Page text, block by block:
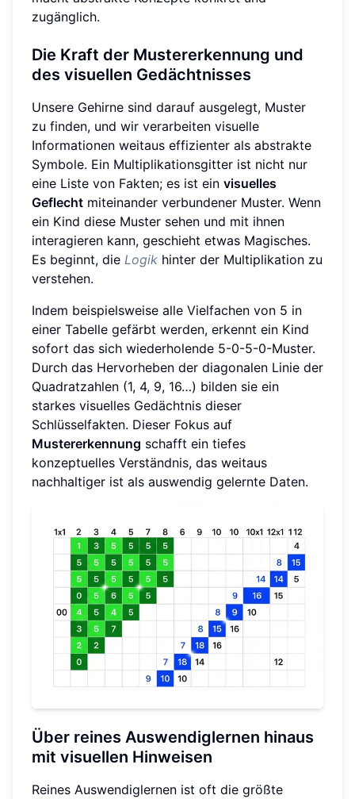
zugänglich.
Die Kraft der Mustererkennung und
des visuellen Gedächtnisses
Unsere Gehirne sind darauf ausgelegt, Muster
zu finden, und wir verarbeiten visuelle
Informationen weitaus effizienter als abstrakte
Symbole. Ein Multiplikationsgitter ist nicht nur
eine Liste von Fakten; es ist ein visuelles
Geflecht miteinander verbundener Muster. Wenn
ein Kind diese Muster sehen und mit ihnen
interagieren kann, geschieht etwas Magisches.
Es beginnt, die Logik hinter der Multiplikation zu
verstehen.
Indem beispielsweise alle Vielfachen von 5 in
einer Tabelle gefärbt werden, erkennt ein Kind
sofort das sich wiederholende 5-0-5-0-Muster.
Durch das Hervorheben der diagonalen Linie der
Quadratzahlen (1, 4, 9, 16…) bilden sie ein
starkes visuelles Gedächtnis dieser
Schlüsselfakten. Dieser Fokus auf
Mustererkennung schafft ein tiefes
konzeptuelles Verständnis, das weitaus
nachhaltiger ist als auswendig gelernte Daten.
Über reines Auswendiglernen hinaus
mit visuellen Hinweisen
Reines Auswendiglernen ist oft die größte